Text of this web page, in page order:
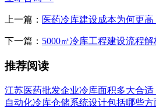
上一篇： 医药冷库建设成本为何更
下一篇： 5000㎡冷库工程建设流程
推荐阅读
江苏医药批发企业冷库面积多大合适
自动化冷库仓储系统设计包括哪些方